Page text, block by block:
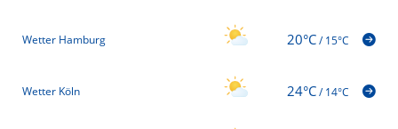
Wetter Hamburg 20°C/15°C
Wetter Köln 24°C/14°C